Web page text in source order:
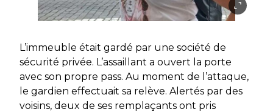
L’immeuble était gardé par une société de
sécurité privée. L’assaillant a ouvert la porte
avec son propre pass. Au moment de l’attaque,
le gardien effectuait sa relève. Alertés par des
voisins, deux de ses remplaçants ont pris